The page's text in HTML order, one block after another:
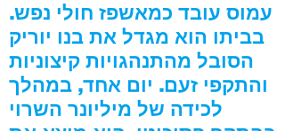
עמוס עובד כמאשפז חולי נפש.
בביתו הוא מגדל את בנו יוריק
הסובל מהתנהגויות קיצוניות
והתקפי זעם. יום אחד, במהלך
לכידה של מיליונר השרוי